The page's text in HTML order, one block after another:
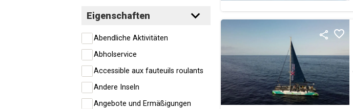
Eigenschaften
Abendliche Aktivitäten
Abholservice
Accessible aux fauteuils roulants
Andere Inseln
Angebote und Ermäßigungen